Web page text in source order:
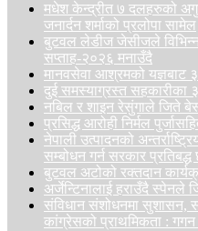
मधेश केन्द्रीत ७ दलहरुको
जनार्दन शर्माको प्रलोपा सामेल
बुटवल लेडीज जेसीजले विभिन्न
सप्ताह-२०२६ मनाउँदै
मानवसेवा आश्रमको यज्ञबाट
दुई समस्याग्रस्त सहकारीका
नबिल र शाइन रेसुंगाले जिते
प्रसिद्ध आरोही निर्मल
नेपाली उत्पादनको
सम्बोधन गर्न सरकार
बुटवल अटोको रक्तदान
अर्जेन्टिनालाई हराउँदै स्पेनले
संविधान संशोधनमा सुशासन,
कांग्रेसको प्राथमिकता : गगन